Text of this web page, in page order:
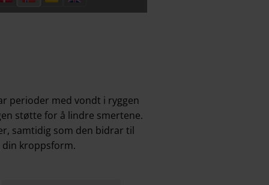
perioder med vondt i ryggen
støtte for å lindre smertene.
samtidig som den bidrar til
din kroppsform.